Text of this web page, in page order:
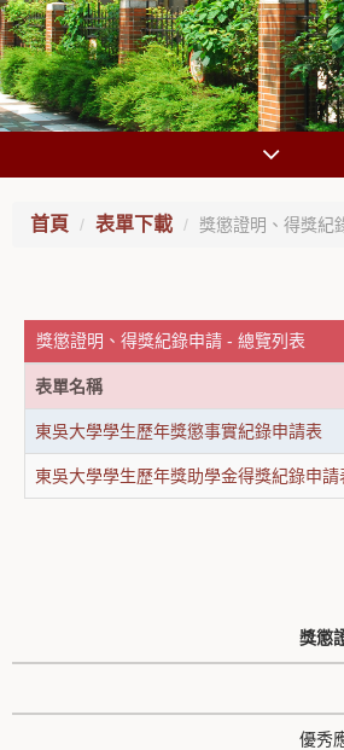
首頁 表單下載 獎懲證明、得獎紀
獎懲證明、得獎紀錄申請 - 總覽列表
表單名稱
東吳大學學生歷年獎懲事實紀錄申請表
東吳大學學生歷年獎助學金得獎紀錄申請
獎懲
優秀